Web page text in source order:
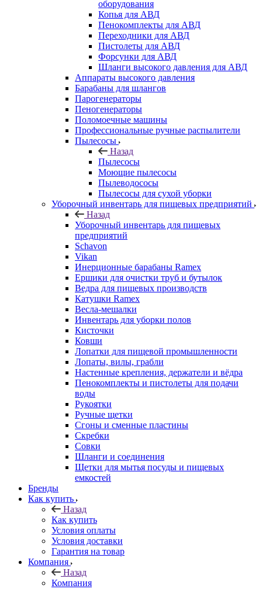
оборудования
Копья для АВД
Пенокомплекты для АВД
Переходники для АВД
Пистолеты для АВД
Форсунки для АВД
Шланги высокого давления для АВД
Аппараты высокого давления
Барабаны для шлангов
Парогенераторы
Пеногенераторы
Поломоечные машины
Профессиональные ручные распылители
Пылесосы
Назад
Пылесосы
Моющие пылесосы
Пылеводососы
Пылесосы для сухой уборки
Уборочный инвентарь для пищевых предприятий
Назад
Уборочный инвентарь для пищевых
предприятий
Schavon
Vikan
Инерционные барабаны Ramex
Ершики для очистки труб и бутылок
Ведра для пищевых производств
Катушки Ramex
Весла-мешалки
Инвентарь для уборки полов
Кисточки
Ковши
Лопатки для пищевой промышленности
Лопаты, вилы, грабли
Настенные крепления, держатели и вёдра
Пенокомплекты и пистолеты для подачи
воды
Рукоятки
Ручные щетки
Сгоны и сменные пластины
Скребки
Совки
Шланги и соединения
Щетки для мытья посуды и пищевых
емкостей
Бренды
Как купить
Назад
Как купить
Условия оплаты
Условия доставки
Гарантия на товар
Компания
Назад
Компания